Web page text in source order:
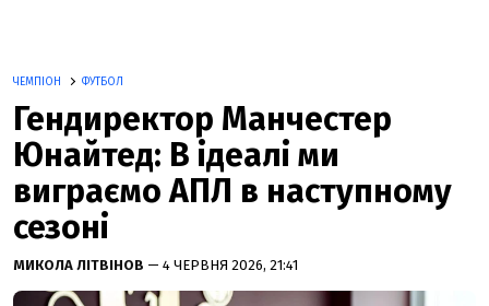
ЧЕМПІОН ФУТБОЛ
Гендиректор Манчестер
Юнайтед: В ідеалі ми
виграємо АПЛ в наступному
сезоні
МИКОЛА ЛІТВІНОВ — 4 ЧЕРВНЯ 2026, 21:41